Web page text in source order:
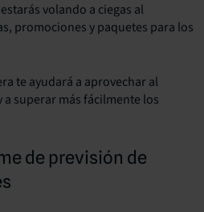
volando a ciegas al
promociones y paquetes para los
te ayudará a aprovechar al
superar más fácilmente los
de previsión de